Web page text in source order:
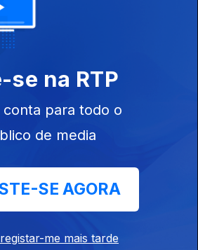
se na RTP
conta para todo o
de media
SE AGORA
me mais tarde